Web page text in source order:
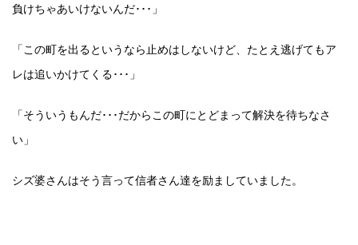
負けちゃあいけないんだ･･･」
「この町を出るというなら止めはしないけど、たとえ逃げてもア
レは追いかけてくる･･･」
「そういうもんだ･･･だからこの町にとどまって解決を待ちなさ
い」
シズ婆さんはそう言って信者さん達を励ましていました。